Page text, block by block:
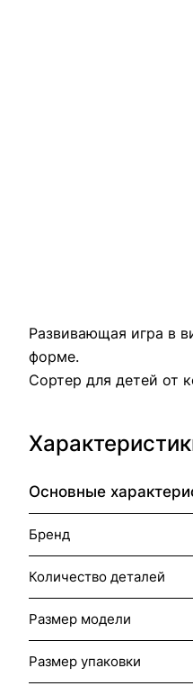
Развивающая игра в
форме.
Сортер для детей от
Основные
Бренд
Количество деталей
Размер модели
Размер упаковки